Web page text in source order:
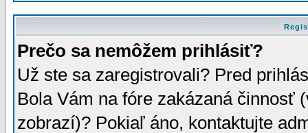
Prečo sa nemôžem prihlásiť?
Už ste sa zaregistrovali? Pred
Bola Vám na fóre zakázaná činnosť
zobrazí)? Pokiaľ áno, kontaktujte